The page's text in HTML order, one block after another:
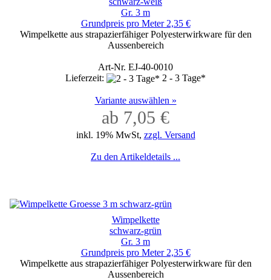
Gr. 3 m
Grundpreis pro Meter 2,35 €
Wimpelkette aus strapazierfähiger Polyesterwirkware für den
Aussenbereich
Art-Nr. EJ-40-0010
Lieferzeit:
2 - 3 Tage*
Variante auswählen »
ab 7,05 €
inkl. 19% MwSt, zzgl. Versand
Zu den Artikeldetails ...
Wimpelkette
schwarz-grün
Gr. 3 m
Grundpreis pro Meter 2,35 €
Wimpelkette aus strapazierfähiger Polyesterwirkware für den
Aussenbereich